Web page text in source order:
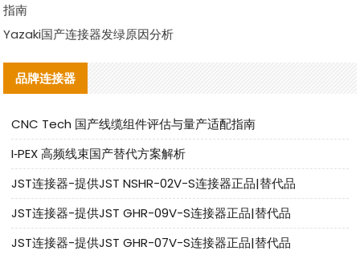
指南
Yazaki国产连接器发绿原因分析
品牌连接器
CNC Tech 国产线缆组件评估与量产适配指南
I‑PEX 高频线束国产替代方案解析
JST连接器-提供JST NSHR-02V-S连接器正品|替代品
JST连接器-提供JST GHR-09V-S连接器正品|替代品
JST连接器-提供JST GHR-07V-S连接器正品|替代品